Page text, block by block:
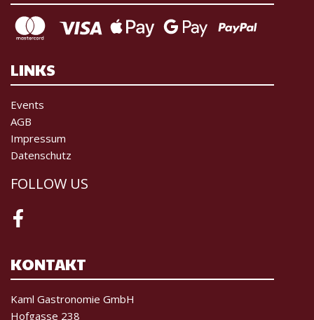
LINKS
Events
AGB
Impressum
Datenschutz
FOLLOW US
Facebook
KONTAKT
Kaml Gastronomie GmbH
Hofgasse 238